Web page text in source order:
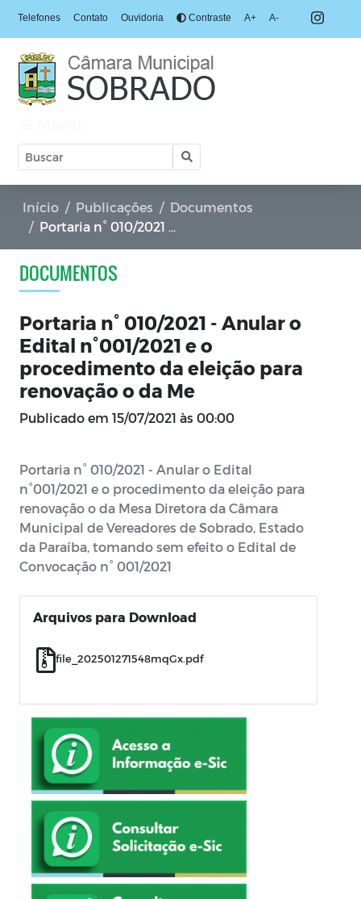
Telefones Contato Ouvidoria Contraste A+ A-
Início Publicações
Documentos
Portaria n° 010/2021 - Anular o Edital n°001/2021 e o procedimento da eleição para renovação o da Me
DOCUMENTOS
Portaria n° 010/2021 - Anular o
Edital n°001/2021 e o
procedimento da eleição para
renovação o da Me
Publicado em 15/07/2021 às 00:00
Portaria n° 010/2021 - Anular o Edital
n°001/2021 e o procedimento da eleição para
renovação o da Mesa Diretora da Câmara
Municipal de Vereadores de Sobrado, Estado
da Paraíba, tomando sem efeito o Edital de
Convocação n° 001/2021
Arquivos para Download
file_202501271548mqGx.pdf